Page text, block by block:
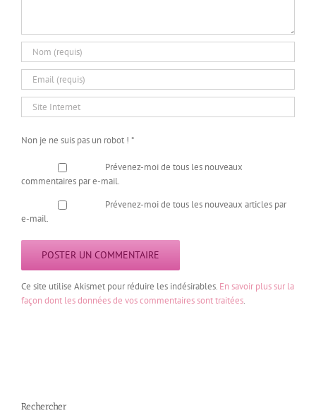
Non je ne suis pas un robot ! *
Prévenez-moi de tous les nouveaux
commentaires par e-mail.
Prévenez-moi de tous les nouveaux articles par
e-mail.
Ce site utilise Akismet pour réduire les indésirables. En savoir plus sur la
façon dont les données de vos commentaires sont traitées.
Rechercher